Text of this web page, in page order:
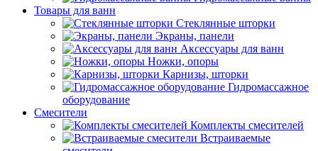
Товары для ванн
Стеклянные шторки
Экраны, панели
Аксессуары для ванн
Ножки, опоры
Карнизы, шторки
Гидромассажное
оборудование
Смесители
Комплекты смесителей
Встраиваемые